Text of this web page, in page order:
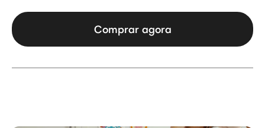
Comprar agora